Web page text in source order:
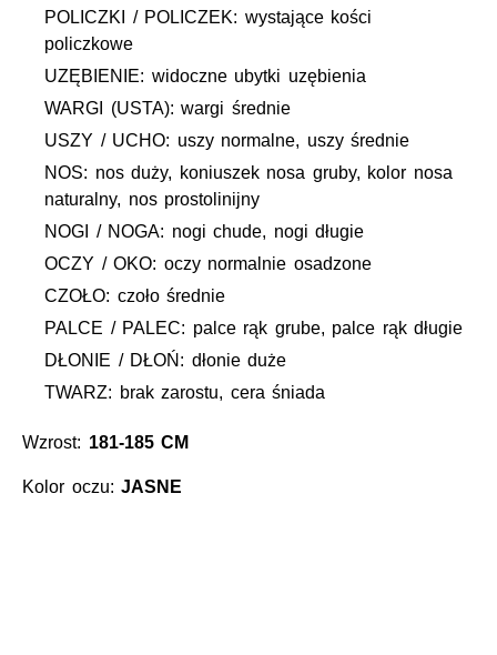
POLICZKI / POLICZEK: wystające kości
policzkowe
UZĘBIENIE: widoczne ubytki uzębienia
WARGI (USTA): wargi średnie
USZY / UCHO: uszy normalne, uszy średnie
NOS: nos duży, koniuszek nosa gruby, kolor nosa
naturalny, nos prostolinijny
NOGI / NOGA: nogi chude, nogi długie
OCZY / OKO: oczy normalnie osadzone
CZOŁO: czoło średnie
PALCE / PALEC: palce rąk grube, palce rąk długie
DŁONIE / DŁOŃ: dłonie duże
TWARZ: brak zarostu, cera śniada
Wzrost: 181-185 CM
Kolor oczu:JASNE